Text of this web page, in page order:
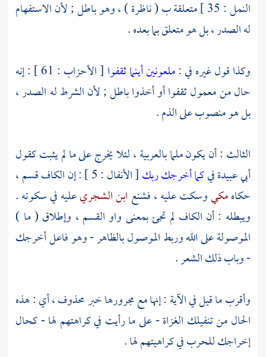
النمل : 35 ] متعلقة ب ( ناظرة ) ، وهو باطل ; لأن الاستفهام
له الصدر ، بل هو متعلق بما بعده .
وكذا قول غيره في :ملعونين أينما ثقفوا
[ الأحزاب : 61 ] : إنه
حال من معمول ثقفوا أو أخذوا باطل ; لأن الشرط له الصدر ،
بل هو منصوب على الذم .
الثالث : أن يكون ملما بالعربية ، لئلا يخرج على ما لم يثبت كقول
أبي عبيدةفيكما أخرجك ربك
[ الأنفال : 5 ] : إن الكاف قسم ،
حكاهمكيوسكت عليه ، فشنع ابن الشجريعليه في سكوته .
ويبطله : أن الكاف لم تجئ بمعنى واو القسم ، وإطلاق ( ما )
الموصولة على الله وربط الموصول بالظاهر - وهو فاعل أخرجك
- وباب ذلك الشعر .
وأقرب ما قيل في الآية : إنها مع مجرورها خبر محذوف ، أي : هذه
الحال من تنفيلك الغزاة - على ما رأيت في كراهتهم لها - كحال
إخراجك للحرب في كراهيتهم لها .